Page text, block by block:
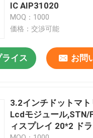
さい
さい
IC AIP31020
MOQ：1000
価格：交渉可能
イス お問
3.2インチドットマト
Lcdモジュール,STN/
ィスプレイ 20*2 ド